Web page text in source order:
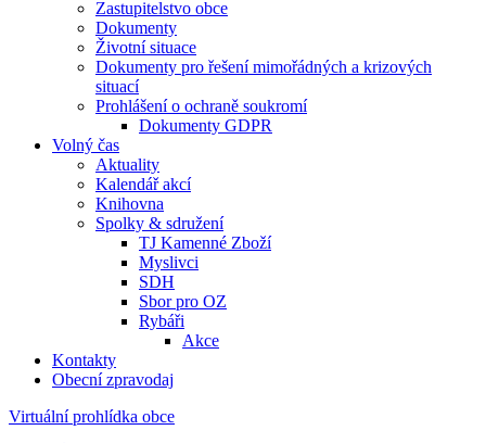
Zastupitelstvo obce
Dokumenty
Životní situace
Dokumenty pro řešení mimořádných a krizových
situací
Prohlášení o ochraně soukromí
Dokumenty GDPR
Volný čas
Aktuality
Kalendář akcí
Knihovna
Spolky & sdružení
TJ Kamenné Zboží
Myslivci
SDH
Sbor pro OZ
Rybáři
Akce
Kontakty
Obecní zpravodaj
Virtuální prohlídka obce